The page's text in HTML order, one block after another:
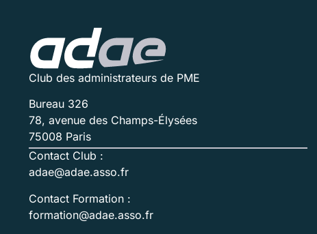
Club des administrateurs de PME
Bureau 326
78, avenue des Champs-Élysées
75008 Paris
Contact Club :
adae@adae.asso.fr
Contact Formation :
formation@adae.asso.fr